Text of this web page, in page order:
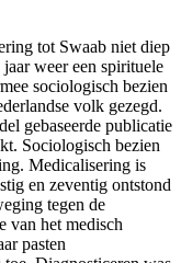
tot Swaab niet diep
weer een spirituele
sociologisch bezien
volk gezegd.
gebaseerde publicatie
Sociologisch bezien
Medicalisering is
en zeventig ontstond
tegen de
van het medisch
pasten